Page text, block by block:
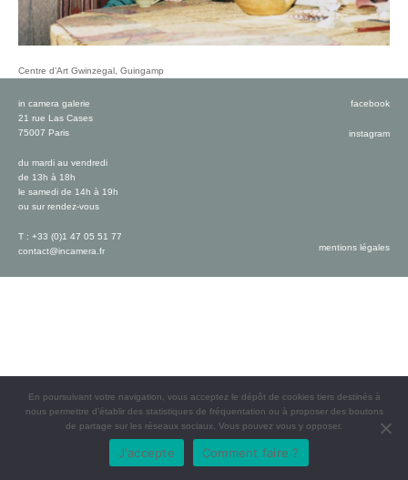
Centre d’Art Gwinzegal, Guingamp
in camera galerie
21 rue Las Cases
75007 Paris
du mardi au vendredi
de 13h à 18h
le samedi de 14h à 19h
ou sur rendez-vous
T : +33 (0)1 47 05 51 77
contact@incamera.fr
facebook
instagram
mentions légales
En poursuivant votre navigation, vous acceptez le dépôt de cookies tiers destinés à
nous permettre d’établir des statistiques de fréquentation ou à proposer des boutons
de partage sur les réseaux sociaux. Vous pouvez vous y opposer.
J'accepte Comment faire ?